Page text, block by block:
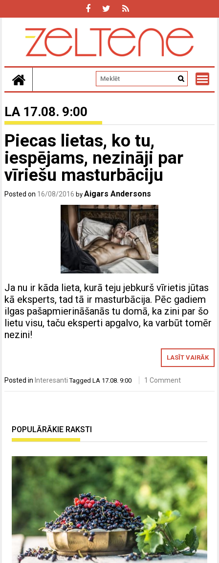
LA 17.08. 9:00
Piecas lietas, ko tu,
iespējams, nezināji par
vīriešu masturbāciju
Posted on 16/08/2016 byAigars Andersons
Ja nu ir kāda lieta, kurā teju jebkurš vīrietis jūtas
kā eksperts, tad tā ir masturbācija. Pēc gadiem
ilgas pašapmierināšanās tu domā, ka zini par šo
lietu visu, taču eksperti apgalvo, ka varbūt tomēr
nezini!
LASĪT VAIRĀK
Posted in Interesanti TaggedLA 17.08. 9:00 1 Comment
POPULĀRĀKIE RAKSTI